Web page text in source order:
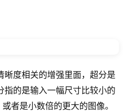
晰度相关的增强里面，超分是
指的是输入一幅尺寸比较小的
者是小数倍的更大的图像。